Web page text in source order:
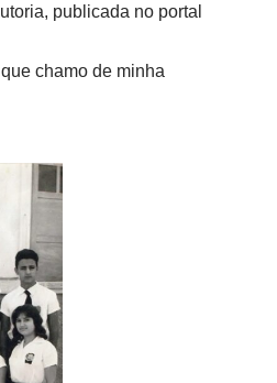
publicada no portal
chamo de minha